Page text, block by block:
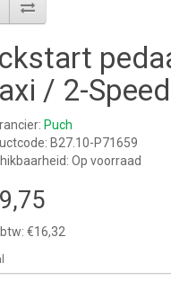
/ 2-
Puch
B27.10-P71659
Op voorraad
btw: €16,32